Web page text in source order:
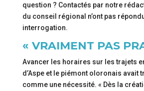
question ? Contactés par notre
du conseil régional n’ont pas
interrogation.
« VRAIMENT PAS
Avancer les horaires sur les trajets
d’Aspe et le piémont oloronais avait
comme une nécessité. « Dès la